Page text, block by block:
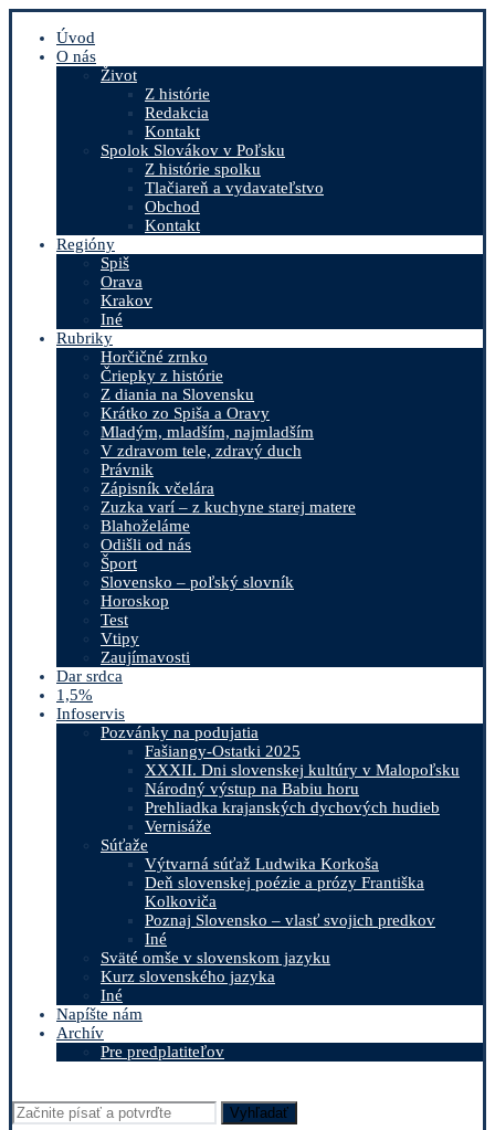
Úvod
O nás
Život
Z histórie
Redakcia
Kontakt
Spolok Slovákov v Poľsku
Z histórie spolku
Tlačiareň a vydavateľstvo
Obchod
Kontakt
Regióny
Spiš
Orava
Krakov
Iné
Rubriky
Horčičné zrnko
Čriepky z histórie
Z diania na Slovensku
Krátko zo Spiša a Oravy
Mladým, mladším, najmladším
V zdravom tele, zdravý duch
Právnik
Zápisník včelára
Zuzka varí – z kuchyne starej matere
Blahoželáme
Odišli od nás
Šport
Slovensko – poľský slovník
Horoskop
Test
Vtipy
Zaujímavosti
Dar srdca
1,5%
Infoservis
Pozvánky na podujatia
Fašiangy-Ostatki 2025
XXXII. Dni slovenskej kultúry v Malopoľsku
Národný výstup na Babiu horu
Prehliadka krajanských dychových hudieb
Vernisáže
Súťaže
Výtvarná súťaž Ludwika Korkoša
Deň slovenskej poézie a prózy Františka
Kolkoviča
Poznaj Slovensko – vlasť svojich predkov
Iné
Sväté omše v slovenskom jazyku
Kurz slovenského jazyka
Iné
Napíšte nám
Archív
Pre predplatiteľov
Vyhľadať